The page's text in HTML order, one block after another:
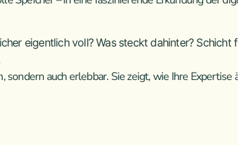
eigentlich voll? Was steckt dahinter?
auch erlebbar. Sie zeigt, wie Ihre